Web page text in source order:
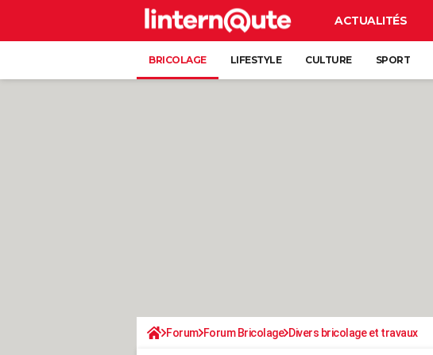
ACTUALITÉS
BRICOLAGE LIFESTYLE CULTURE SPORT
Forum Forum Bricolage Divers bricolage et travaux